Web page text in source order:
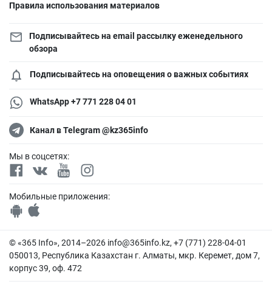
Правила использования материалов
Подписывайтесь на email рассылку еженедельного
обзора
Подписывайтесь на оповещения о важных событиях
WhatsApp +7 771 228 04 01
Канал в Telegram @kz365info
Мы в соцсетях:
Мобильные приложения:
© «365 Info», 2014–2026 info@365info.kz, +7 (771) 228-04-01
050013, Республика Казахстан г. Алматы, мкр. Керемет, дом 7,
корпус 39, оф. 472